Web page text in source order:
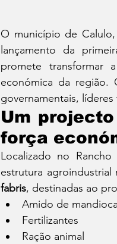
O município de
lançamento da
promete transformar
económica da região.
governamentais,
Um
força
Localizado no
estrutura
fabris, destinadas ao
Amido de mandioca
Fertilizantes
Ração animal